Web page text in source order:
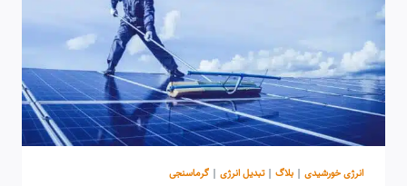
انرژی خورشیدی | بلاگ |تبدیل انرژی | گرماسنجی